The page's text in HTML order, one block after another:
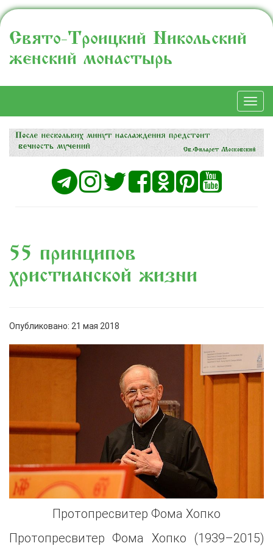
Свято-Троицкий Никольский
женский монастырь
55 принципов
христианской жизни
Опубликовано: 21 мая 2018
Протопресвитер Фома Хопко
Протопресвитер Фома Хопко (1939–2015)